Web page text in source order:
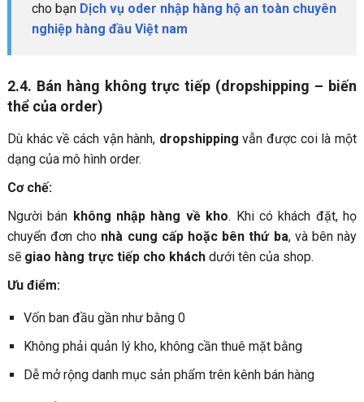
cho bạn Dịch vụ oder nhập hàng hộ an toàn chuyên
nghiệp hàng đầu Việt nam
2.4. Bán hàng không trực tiếp (dropshipping – biến
thể của order)
Dù khác về cách vận hành, dropshipping vẫn được coi là một
dạng của mô hình order.
Cơ chế:
Người bán không nhập hàng về kho. Khi có khách đặt, họ
chuyển đơn cho nhà cung cấp hoặc bên thứ ba, và bên này
sẽ giao hàng trực tiếp cho kháchdưới tên của shop.
Ưu điểm:
Vốn ban đầu gần như bằng 0
Không phải quản lý kho, không cần thuê mặt bằng
Dễ mở rộng danh mục sản phẩm trên kênh bán hàng